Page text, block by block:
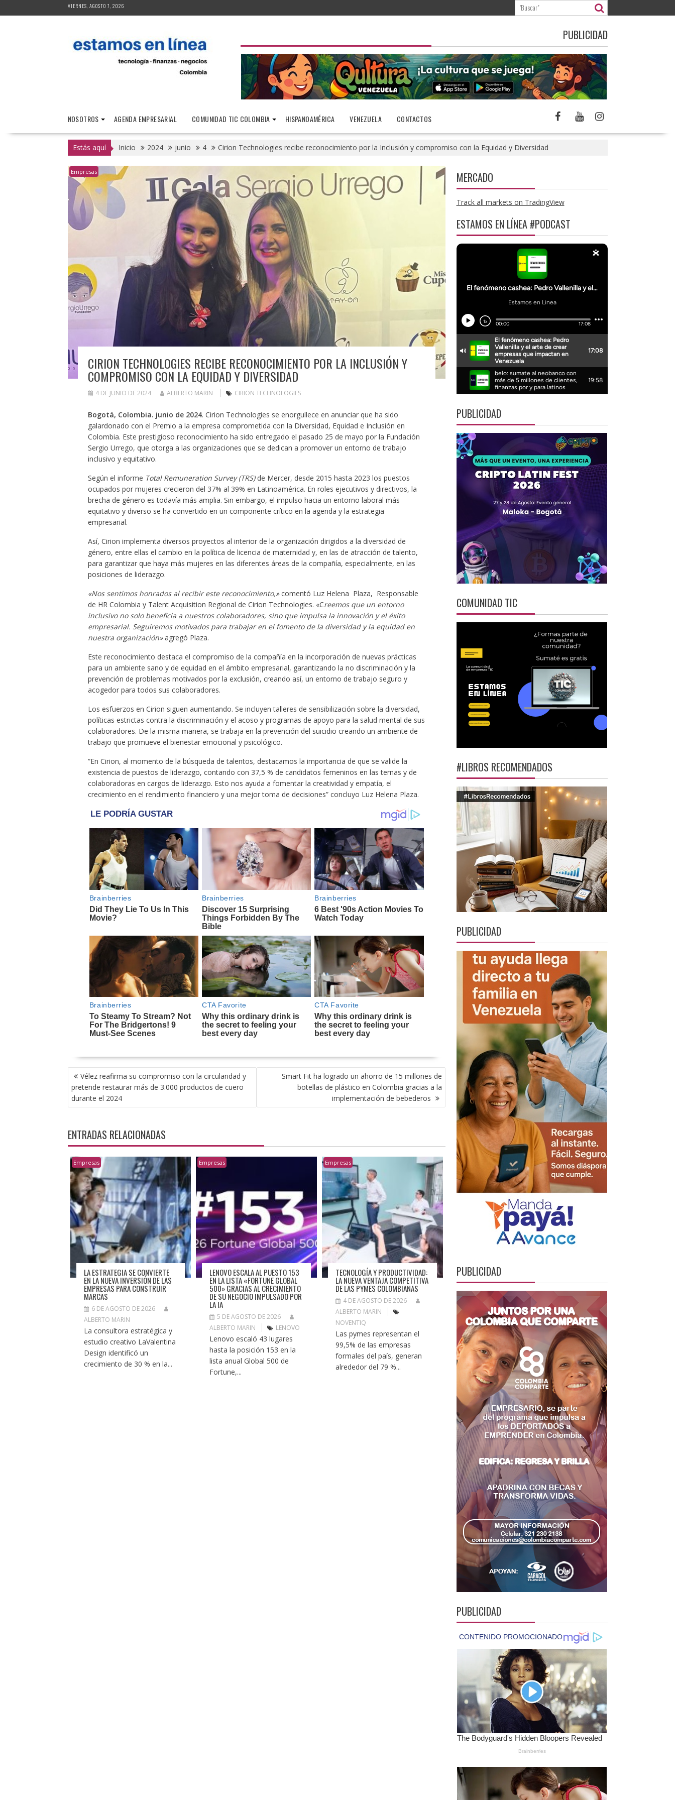
al
VIERNES, AGOSTO 7, 2026
PUBLICIDAD
NOSOTROS AGENDA EMPRESARIAL COMUNIDAD TIC COLOMBIA HISPANOAMÉRICA VENEZUELA CONTACTOS
Estás aquí Inicio 2024 junio 4 Cirion Technologies recibe reconocimiento por la Inclusión y compromiso con la Equidad y Diversidad
Empresas
CIRION TECHNOLOGIES RECIBE RECONOCIMIENTO POR LA INCLUSIÓN Y
COMPROMISO CON LA EQUIDAD Y DIVERSIDAD
4 DE JUNIO DE 2024 ALBERTO MARIN CIRION TECHNOLOGIES
Bogotá, Colombia. junio de 2024. Cirion Technologies se enorgullece en anunciar que ha sido
galardonado con el Premio a la empresa comprometida con la Diversidad, Equidad e Inclusión en
Colombia. Este prestigioso reconocimiento ha sido entregado el pasado 25 de mayo por la Fundación
Sergio Urrego, que otorga a las organizaciones que se dedican a promover un entorno de trabajo
inclusivo y equitativo.
Según el informe Total Remuneration Survey (TRS)de Mercer, desde 2015 hasta 2023 los puestos
ocupados por mujeres crecieron del 37% al 39% en Latinoamérica. En roles ejecutivos y directivos, la
brecha de género es todavía más amplia. Sin embargo, el impulso hacia un entorno laboral más
equitativo y diverso se ha convertido en un componente crítico en la agenda y la estrategia
empresarial.
Así, Cirion implementa diversos proyectos al interior de la organización dirigidos a la diversidad de
género, entre ellas el cambio en la política de licencia de maternidad y, en las de atracción de talento,
para garantizar que haya más mujeres en las diferentes áreas de la compañía, especialmente, en las
posiciones de liderazgo.
«Nos sentimos honrados al recibir este reconocimiento,»comentó Luz Helena Plaza, Responsable
de HR Colombia y Talent Acquisition Regional de Cirion Technologies. «Creemosque un entorno
inclusivo no solo beneficia a nuestros colaboradores, sino que impulsa la innovación y el éxito
empresarial. Seguiremos motivados para trabajar en el fomento de la diversidad y la equidad en
nuestra organización»agregó Plaza.
Este reconocimiento destaca el compromiso de la compañía en la incorporación de nuevas prácticas
para un ambiente sano y de equidad en el ámbito empresarial, garantizando la no discriminación y la
prevención de problemas motivados por la exclusión, creando así, un entorno de trabajo seguro y
acogedor para todos sus colaboradores.
Los esfuerzos en Cirion siguen aumentando. Se incluyen talleres de sensibilización sobre la diversidad,
políticas estrictas contra la discriminación y el acoso y programas de apoyo para la salud mental de sus
colaboradores. De la misma manera, se trabaja en la prevención del suicidio creando un ambiente de
trabajo que promueve el bienestar emocional y psicológico.
“En Cirion, al momento de la búsqueda de talentos, destacamos la importancia de que se valide la
existencia de puestos de liderazgo, contando con 37,5 % de candidatos femeninos en las ternas y de
colaboradoras en cargos de liderazgo. Esto nos ayuda a fomentar la creatividad y empatía, el
crecimiento en el rendimiento financiero y una mejor toma de decisiones” concluyo Luz Helena Plaza.
NAVEGACIÓN
DE
ENTRADAS
Vélez reafirma su compromiso con la circularidad y
pretende restaurar más de 3.000 productos de cuero
durante el 2024
Smart Fit ha logrado un ahorro de 15 millones de
botellas de plástico en Colombia gracias a la
implementación de bebederos
ENTRADAS RELACIONADAS
Empresas
LA ESTRATEGIA SE CONVIERTE
EN LA NUEVA INVERSIÓN DE LAS
EMPRESAS PARA CONSTRUIR
MARCAS
6 DE AGOSTO DE 2026
ALBERTO MARIN
La consultora estratégica y
estudio creativo LaValentina
Design identificó un
crecimiento de 30 % en la...
Empresas
LENOVO ESCALA AL PUESTO 153
EN LA LISTA «FORTUNE GLOBAL
500» GRACIAS AL CRECIMIENTO
DE SU NEGOCIO IMPULSADO POR
LA IA
5 DE AGOSTO DE 2026
ALBERTO MARIN
LENOVO
Lenovo escaló 43 lugares
hasta la posición 153 en la
lista anual Global 500 de
Fortune,...
Empresas
TECNOLOGÍA Y PRODUCTIVIDAD:
LA NUEVA VENTAJA COMPETITIVA
DE LAS PYMES COLOMBIANAS
4 DE AGOSTO DE 2026
ALBERTO MARIN
NOVENTIQ
Las pymes representan el
99,5% de las empresas
formales del país, generan
alrededor del 79 %...
MERCADO
Track all markets on TradingView
ESTAMOS EN LÍNEA #PODCAST
PUBLICIDAD
COMUNIDAD TIC
#LIBROS RECOMENDADOS
PUBLICIDAD
PUBLICIDAD
PUBLICIDAD